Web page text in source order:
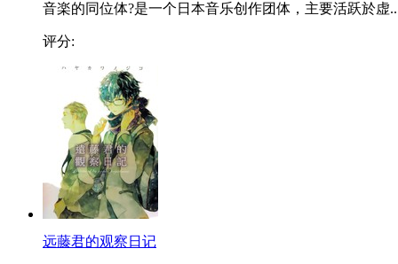
音楽的同位体?是一个日本音乐创作团体，主要活跃於虚
评分:
远藤君的观察日记